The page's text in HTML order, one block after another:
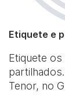
Etiquete e
Etiquete
Tenor, no